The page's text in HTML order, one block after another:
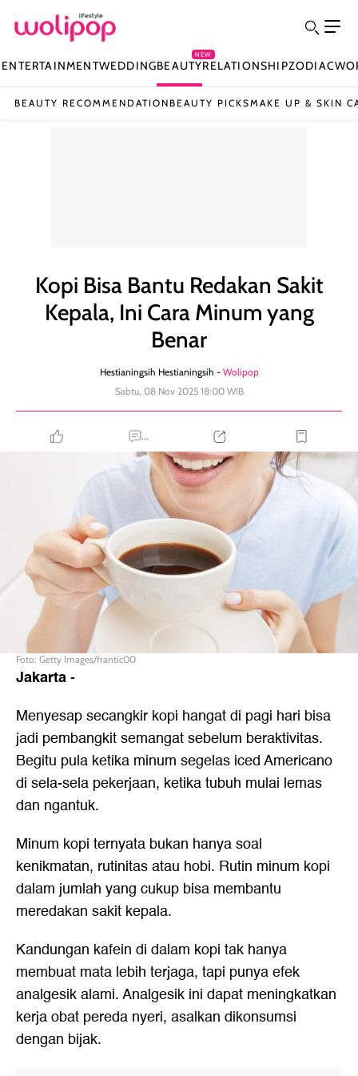
ENTERTAINMENTWEDDINGBEAUTY
NEW
RELATIONSHIPZODIAC
BEAUTY RECOMMENDATION BEAUTY PICKSMAKE UP & SKIN
Kopi Bisa Bantu Redakan Sakit
Kepala, Ini Cara Minum yang
Benar
Hestianingsih Hestianingsih - Wolipop
Sabtu, 08 Nov 2025 18:00 WIB
...
Foto: Getty Images/frantic00
Jakarta-
Menyesap secangkir kopi hangat di pagi hari bisa
jadi pembangkit semangat sebelum beraktivitas.
Begitu pula ketika minum segelas iced Americano
di sela-sela pekerjaan, ketika tubuh mulai lemas
dan ngantuk.
Minum kopi ternyata bukan hanya soal
kenikmatan, rutinitas atau hobi. Rutin minum kopi
dalam jumlah yang cukup bisa membantu
meredakan sakit kepala.
Kandungan kafein di dalam kopi tak hanya
membuat mata lebih terjaga, tapi punya efek
analgesik alami. Analgesik ini dapat meningkatkan
kerja obat pereda nyeri, asalkan dikonsumsi
dengan bijak.